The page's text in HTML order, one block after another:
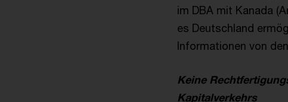
im DBA mit Kanada
es Deutschland
Informationen von
Keine
Kapitalverkehrs